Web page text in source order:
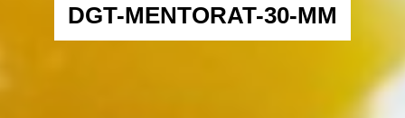
DGT-MENTORAT-30-MM